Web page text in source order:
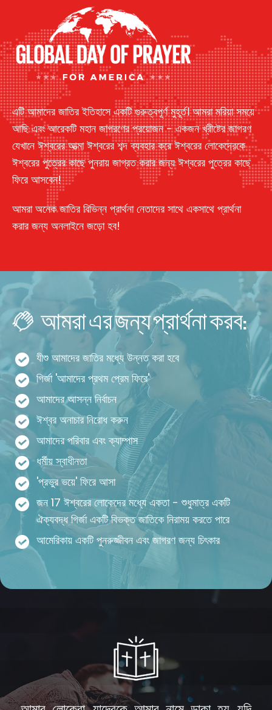
এটি আমাদের জাতির ইতিহাসে একটি গুরুত্বপূর্ণ মুহূর্ত। আমরা মরিয়া সময়ে
আছি এবং আরেকটি মহান জাগরণের প্রয়োজন - একজন খ্রীষ্টের জাগরণ
যেখানে ঈশ্বরের আত্মা ঈশ্বরের শব্দ ব্যবহার করে ঈশ্বরের লোকেদেরকে
ঈশ্বরের পুত্রের কাছে পুনরায় জাগ্রত করার জন্য ঈশ্বরের পুত্রের কাছে
ফিরে আসবেন!
আমরা অনেক জাতির বিভিন্ন প্রার্থনা নেতাদের সাথে একসাথে প্রার্থনা
করার জন্য অনলাইনে জড়ো হব!
আমরা এর জন্য প্রার্থনা করব:
যীশু আমাদের জাতির মধ্যে উন্নত করা হবে
গির্জা 'আমাদের প্রথম প্রেম ফিরে'
আমাদের আসন্ন নির্বাচন
ঈশ্বর অনাচার নিরোধ করুন
আমাদের পরিবার এবং ক্যাম্পাস
ধর্মীয় স্বাধীনতা
'প্রভুর ভয়ে' ফিরে আসা
জন 17 ঈশ্বরের লোকেদের মধ্যে একতা - শুধুমাত্র একটি
ঐক্যবদ্ধ গির্জা একটি বিভক্ত জাতিকে নিরাময় করতে পারে
আমেরিকায় একটি পুনরুজ্জীবন এবং জাগরণ জন্য চিৎকার